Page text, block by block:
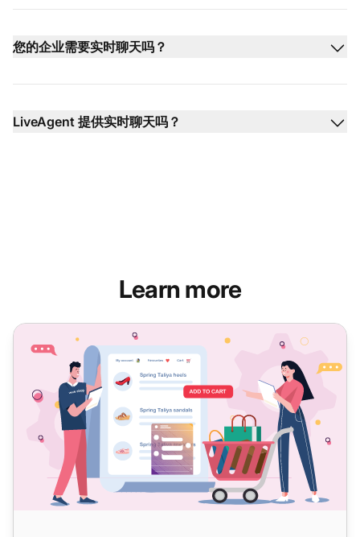
您的企业需要实时聊天吗？
LiveAgent 提供实时聊天吗？
Learn more
电子商务和服务的实时聊天